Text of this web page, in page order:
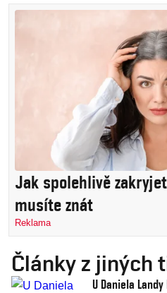
Jak spolehlivě
musíte znát
Reklama
Články z jiných
U Daniela